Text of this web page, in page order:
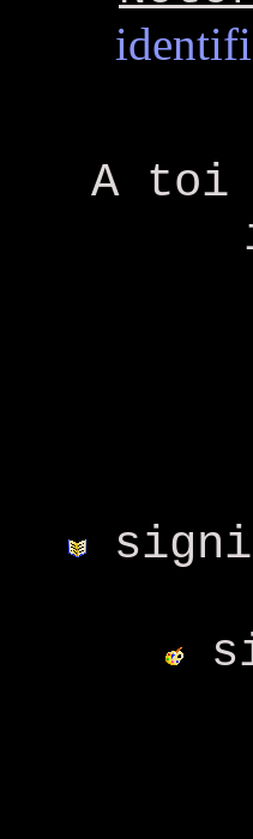
A toi